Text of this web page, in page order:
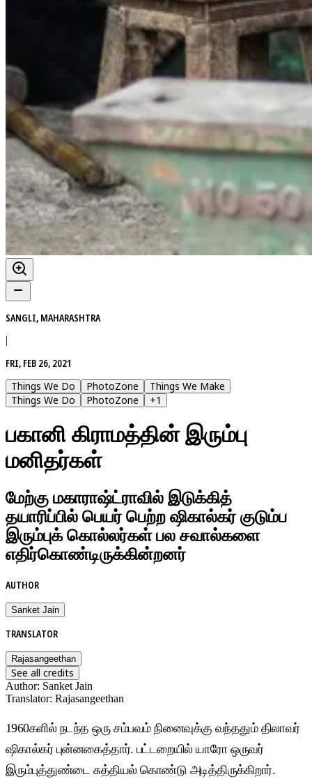
SANGLI, MAHARASHTRA
|
FRI, FEB 26, 2021
Things We Do
PhotoZone
Things We Make
Things We Do
PhotoZone +1
பகானி கிராமத்தின் இரும்பு
மனிதர்கள்
மேற்கு மகாராஷ்ட்ராவில் இடுக்கித்
தயாரிப்பில் பெயர் பெற்ற ஷிகால்கர் குடும்ப
இரும்புக் கொல்லர்கள் பல சவால்களை
எதிர்கொண்டிருக்கின்றனர்
AUTHOR
Sanket Jain
TRANSLATOR
Rajasangeethan
See all credits
Author: Sanket Jain
Translator: Rajasangeethan
1960களில் நடந்த ஒரு சம்பவம் நினைவுக்கு வந்ததும் திலாவர்
ஷிகால்கர் புன்னகைத்தார். பட்டறையில் யாரோ ஒருவர்
இரும்புத்துண்டை சுத்தியல் கொண்டு அடித்திருக்கிறார்.